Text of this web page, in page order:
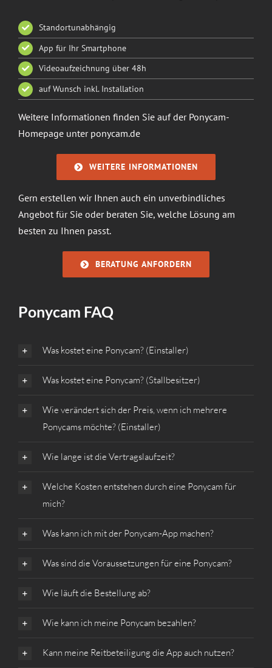
Standortunabhängig
App für Ihr Smartphone
Videoaufzeichnung über 48h
auf Wunsch inkl. Installation
Weitere Informationen finden Sie auf der Ponycam-
Homepage unter ponycam.de
WEITERE INFORMATIONEN
Gern erstellen wir Ihnen auch ein unverbindliches
Angebot für Sie oder beraten Sie, welche Lösung am
besten zu Ihnen passt.
BERATUNG ANFORDERN
Ponycam FAQ
Was kostet eine Ponycam? (Einstaller)
Was kostet eine Ponycam? (Stallbesitzer)
Wie verändert sich der Preis, wenn ich mehrere
Ponycams möchte? (Einstaller)
Wie lange ist die Vertragslaufzeit?
Welche Kosten entstehen durch eine Ponycam für
mich?
Was kann ich mit der Ponycam-App machen?
Was sind die Voraussetzungen für eine Ponycam?
Wie läuft die Bestellung ab?
Wie kann ich meine Ponycam bezahlen?
Kann meine Reitbeteiligung die App auch nutzen?